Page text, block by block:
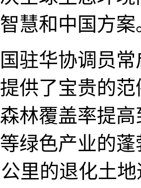
慧和中国方案
华协调员常
供了宝贵的
林覆盖率提
绿色产业的
里的退化土